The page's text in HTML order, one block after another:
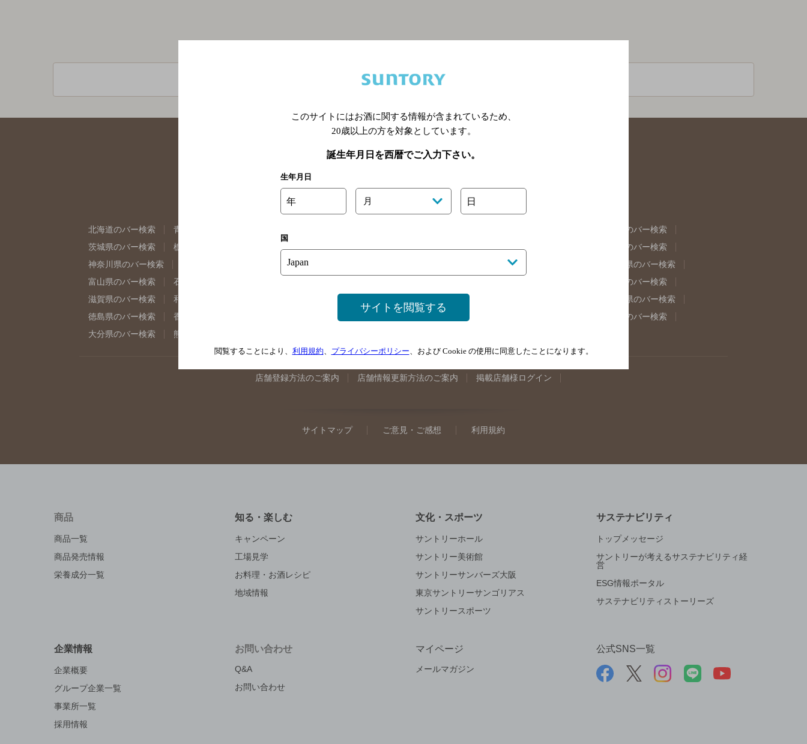
関連ページ
北海道のバー検索 青森県のバー検索
福島県のバー検索
茨城県のバー検索
栃木県のバー検索
東京都のバー検索
神奈川県のバー検索
埼玉県のバー検索
岐阜県のバー検索
富山県のバー検索
石川県のバー検索
奈良県のバー検索
滋賀県のバー検索
和歌山県のバー検索 山口県のバー検索
島根県のバー検索
徳島県のバー検索
香川県のバー検索
佐賀県のバー検索
大分県のバー検索
熊本県のバー検索
店舗登録方法のご案内 店舗情報更新方法のご案内 掲載店舗様ログイン
サイトマップ ご意見・ご感想 利用規約
商品
商品一覧
商品発売情報
栄養成分一覧
知る・楽しむ
キャンペーン
工場見学
お料理・お酒レシピ
地域情報
文化・スポーツ
サントリーホール
サントリー美術館
サントリーサンバーズ大阪
東京サントリーサンゴリアス
サントリースポーツ
サステナビリティ
トップメッセージ
サントリーが考えるサステナビリティ経
営
ESG情報ポータル
サステナビリティストーリーズ
企業情報
企業概要
グループ企業一覧
事業所一覧
採用情報
お問い合わせ
Q&A
お問い合わせ
マイページ
メールマガジン
公式SNS一覧
このサイトにはお酒に関する情報が含まれているため、
20歳以上の方を対象としています。
誕生年月日を西暦でご入力下さい。
生年月日
年 月 日
国
サイトを閲覧する
閲覧することにより、 利用規約、 プライバシーポリシー、および Cookie の使用に同意したことになります。